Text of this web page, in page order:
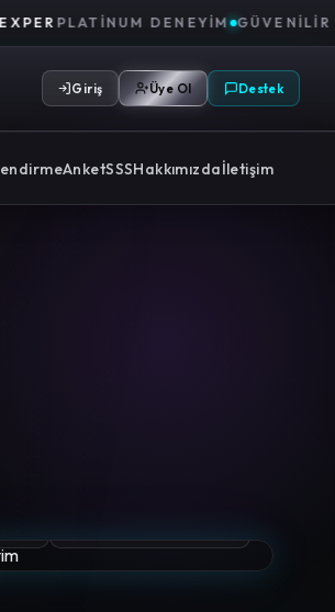
DENEYIM GÜVENILIR
Giriş Üye Ol Destek
AnketSSSHakkımızdaİletişim